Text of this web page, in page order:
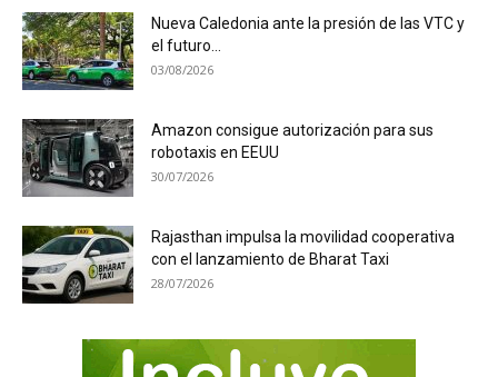
Nueva Caledonia ante la presión de las VTC y
el futuro...
03/08/2026
Amazon consigue autorización para sus
robotaxis en EEUU
30/07/2026
Rajasthan impulsa la movilidad cooperativa
con el lanzamiento de Bharat Taxi
28/07/2026